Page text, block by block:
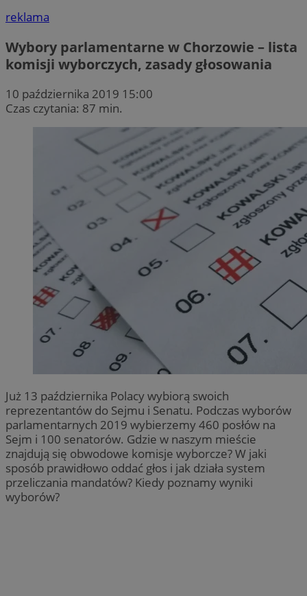
reklama
Wybory parlamentarne w Chorzowie – lista
komisji wyborczych, zasady głosowania
10 października 2019 15:00
Czas czytania: 87 min.
Już 13 października Polacy wybiorą swoich
reprezentantów do Sejmu i Senatu. Podczas wyborów
parlamentarnych 2019 wybierzemy 460 posłów na
Sejm i 100 senatorów. Gdzie w naszym mieście
znajdują się obwodowe komisje wyborcze? W jaki
sposób prawidłowo oddać głos i jak działa system
przeliczania mandatów? Kiedy poznamy wyniki
wyborów?